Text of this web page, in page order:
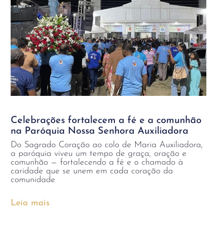
Celebrações fortalecem a fé e a comunhão
na Paróquia Nossa Senhora Auxiliadora
Do Sagrado Coração ao colo de Maria Auxiliadora,
a paróquia viveu um tempo de graça, oração e
comunhão — fortalecendo a fé e o chamado à
caridade que se unem em cada coração da
comunidade
Leia mais